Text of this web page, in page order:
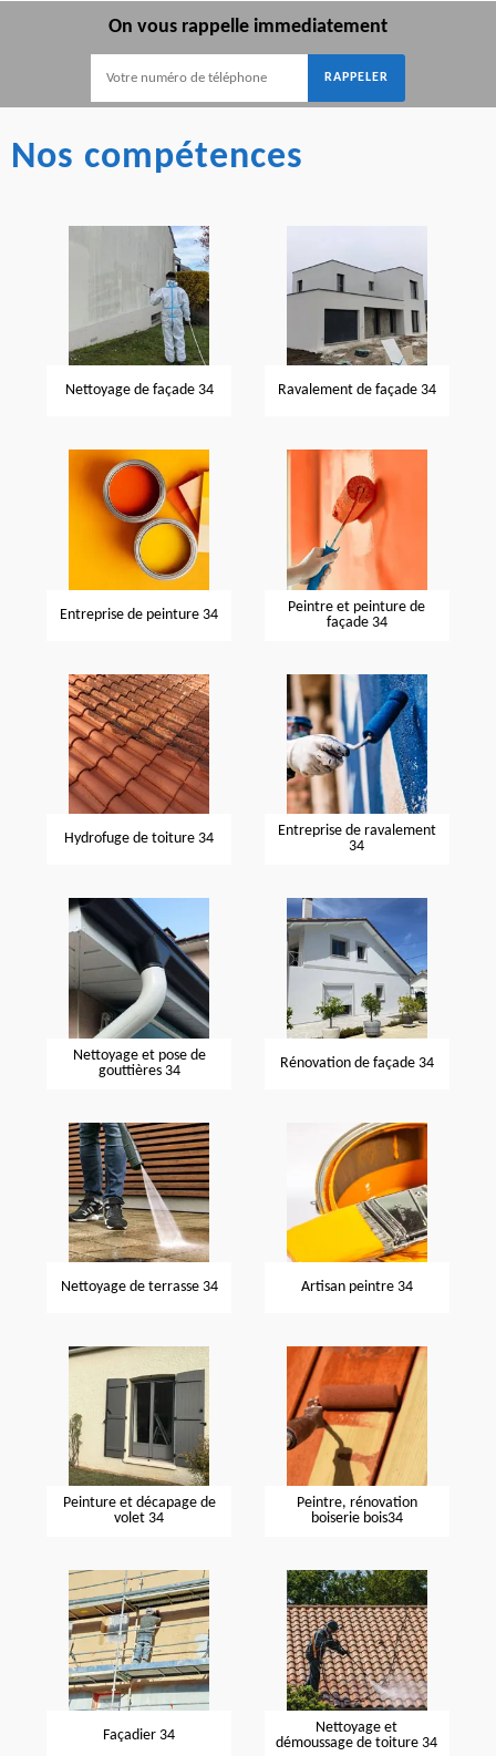
On vous rappelle immediatement
Nos compétences
Nettoyage de façade 34 Ravalement de façade 34
Entreprise de peinture 34
Peintre et peinture de
façade 34
Hydrofuge de toiture 34
Entreprise de ravalement
34
Nettoyage et pose de
gouttières 34
Rénovation de façade 34
Nettoyage de terrasse 34 Artisan peintre 34
Peinture et décapage de
volet 34
Peintre, rénovation
boiserie bois34
Façadier 34
Nettoyage et
démoussage de toiture 34